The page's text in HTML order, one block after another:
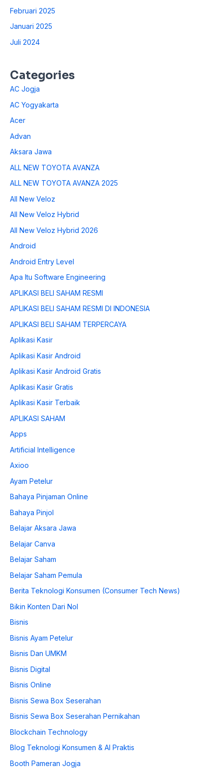
Februari 2025
Januari 2025
Juli 2024
Categories
AC Jogja
AC Yogyakarta
Acer
Advan
Aksara Jawa
ALL NEW TOYOTA AVANZA
ALL NEW TOYOTA AVANZA 2025
All New Veloz
All New Veloz Hybrid
All New Veloz Hybrid 2026
Android
Android Entry Level
Apa Itu Software Engineering
APLIKASI BELI SAHAM RESMI
APLIKASI BELI SAHAM RESMI DI INDONESIA
APLIKASI BELI SAHAM TERPERCAYA
Aplikasi Kasir
Aplikasi Kasir Android
Aplikasi Kasir Android Gratis
Aplikasi Kasir Gratis
Aplikasi Kasir Terbaik
APLIKASI SAHAM
Apps
Artificial Intelligence
Axioo
Ayam Petelur
Bahaya Pinjaman Online
Bahaya Pinjol
Belajar Aksara Jawa
Belajar Canva
Belajar Saham
Belajar Saham Pemula
Berita Teknologi Konsumen (Consumer Tech News)
Bikin Konten Dari Nol
Bisnis
Bisnis Ayam Petelur
Bisnis Dan UMKM
Bisnis Digital
Bisnis Online
Bisnis Sewa Box Seserahan
Bisnis Sewa Box Seserahan Pernikahan
Blockchain Technology
Blog Teknologi Konsumen & AI Praktis
Booth Pameran Jogja